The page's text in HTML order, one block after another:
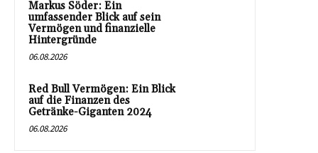
Markus Söder: Ein
umfassender Blick auf sein
Vermögen und finanzielle
Hintergründe
06.08.2026
Red Bull Vermögen: Ein Blick
auf die Finanzen des
Getränke-Giganten 2024
06.08.2026